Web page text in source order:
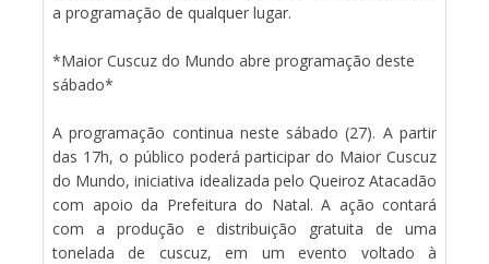
a programação de qualquer lugar.
*Maior Cuscuz do Mundo abre programação deste
sábado*
A programação continua neste sábado (27). A partir
das 17h, o público poderá participar do Maior Cuscuz
do Mundo, iniciativa idealizada pelo Queiroz Atacadão
com apoio da Prefeitura do Natal. A ação contará
com a produção e distribuição gratuita de uma
tonelada de cuscuz, em um evento voltado à